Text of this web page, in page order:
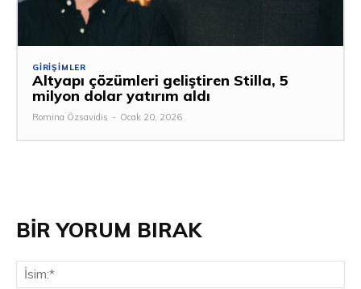
GIRIŞIMLER
Altyapı çözümleri geliştiren Stilla, 5
milyon dolar yatırım aldı
Romina Özsavidis - Ocak 20, 2026
BİR YORUM BIRAK